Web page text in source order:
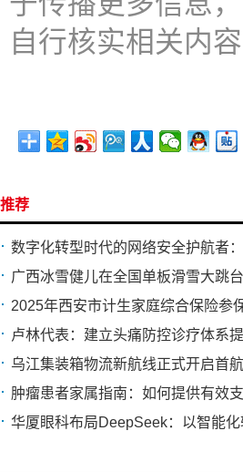
自行核实相关内容
推荐
数字化转型时代的网络安全护航者
广西冰雪健儿在全国单板滑雪大跳
2025年西安市计生家庭综合保险参
卢林代表：建立头痛防控诊疗体系
乌江集装箱物流新航线正式开启首航
肿瘤患者家属指南：如何提供有效支
华厦眼科布局DeepSeek：以智能